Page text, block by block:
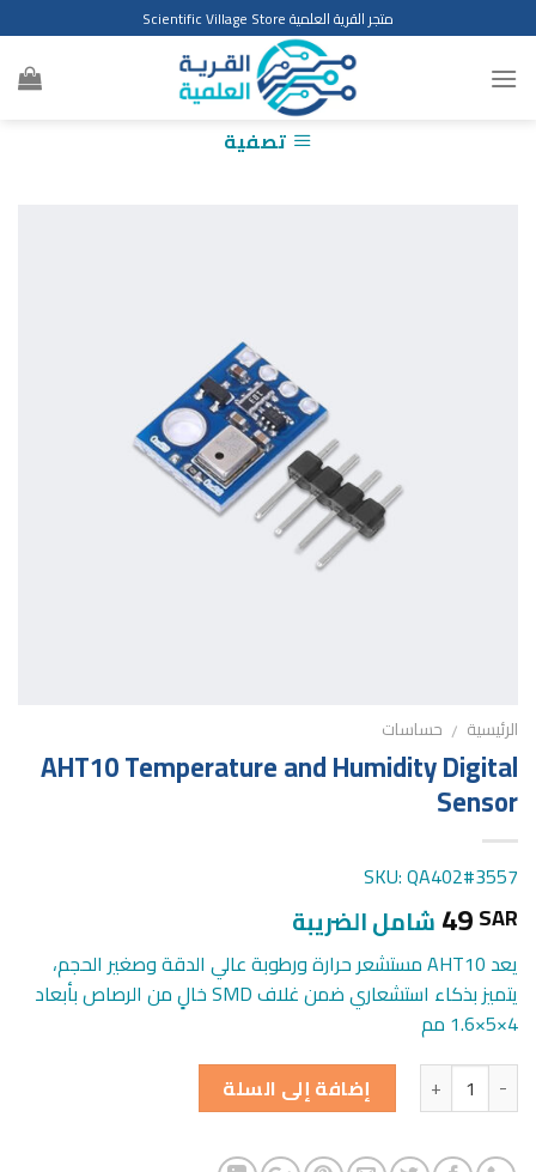
to
content
متجر القرية العلمية Scientific Village Store
تصفية
الرئيسية / حساسات
AHT10 Temperature and Humidity Digital
Sensor
SKU: QA402#3557
49SAR شامل الضريبة
يعد AHT10 مستشعر حرارة ورطوبة عالي الدقة وصغير الحجم،
يتميز بذكاء استشعاري ضمن غلاف SMD خالٍ من الرصاص بأبعاد
4×5×1.6 مم
الكمية إضافة إلى السلة